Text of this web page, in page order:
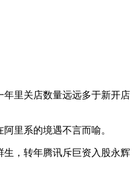
年里关店数量远远多于新开店
里系的境遇不言而喻。
，转年腾讯斥巨资入股永辉